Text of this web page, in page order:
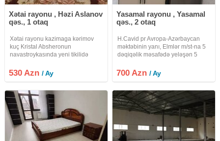
Xətai rayonu , Həzi Aslanov
qəs., 1 otaq
Xətai rayonu kazimaga kərimov
kuç Kristal Absheronun
navastroykasında yeni tikilidə
seyle təchiz olunub , kombi , isti
pol, bütün mətbəx mebeli və
530 Azn/ Ay
Yasamal rayonu , Yasamal
qəs., 2 otaq
H.Cavid pr Avropa-Azərbaycan
məktəbinin yanı, Elmlər m/st-na 5
dəqiqəlik məsafədə yeləşən 5
mərtəbəsində ümumi sahəsi 55
kv.m olan 2 otaqlı (1 dən 2 yə
verilir
700 Azn/ Ay